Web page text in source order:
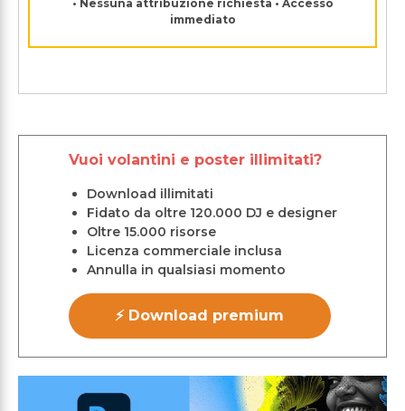
• Nessuna attribuzione richiesta • Accesso
immediato
Vuoi volantini e poster illimitati?
Download illimitati
Fidato da oltre 120.000 DJ e designer
Oltre 15.000 risorse
Licenza commerciale inclusa
Annulla in qualsiasi momento
⚡ Download premium